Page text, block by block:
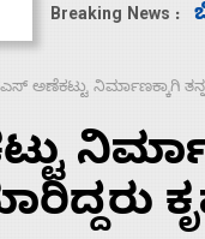
Breaking News :
ಭಾರತ
ಅಣೆಕಟ್ಟು ನಿರ್ಮಾಣಕ್ಕಾಗಿ